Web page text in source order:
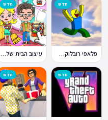
חדש
פלאפי רובלוקס Flappy Roblox
חדש
עיצוב הבית של טוקה בוקה
חדש חדש